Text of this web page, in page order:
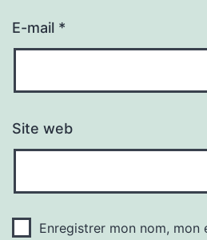
E-mail *
Site web
Enregistrer mon nom,